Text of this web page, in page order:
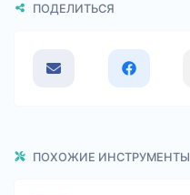
ПОДЕЛИТЬСЯ
ПОХОЖИЕ ИНСТРУМЕНТЫ